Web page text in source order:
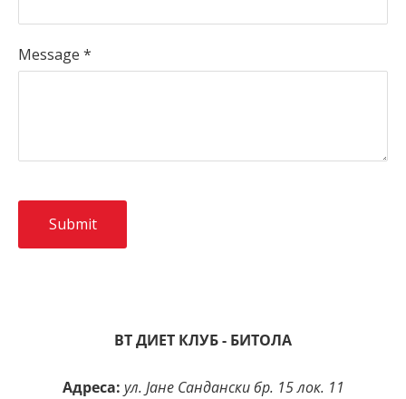
Message *
ВТ ДИЕТ КЛУБ - БИТОЛА
Адреса: ул. Јане Сандански бр. 15 лок. 11